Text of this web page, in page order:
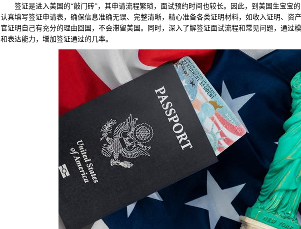
签证是进入美国的“敲门砖”，其申请流程繁琐，面试预约时间也较长。因此，到美国生宝宝的
认真填写签证申请表，确保信息准确无误、完整清晰，精心准备各类证明材料，如收入证明、资
官证明自己有充分的理由回国，不会滞留美国。同时，深入了解签证面试流程和常见问题，通过
和表达能力，增加签证通过的几率。